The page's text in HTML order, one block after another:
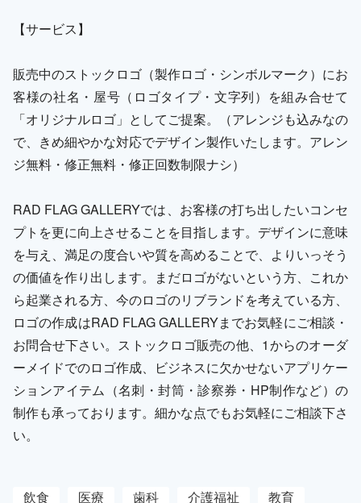
【サービス】
販売中のストックロゴ（製作ロゴ・シンボルマーク）にお
客様の社名・屋号（ロゴタイプ・文字列）を組み合せて
「オリジナルロゴ」としてご提案。（アレンジも込みなの
で、きめ細やかな対応でデザイン製作いたします。アレン
ジ無料・修正無料・修正回数制限ナシ）
RAD FLAG GALLERYでは、お客様の打ち出したいコンセ
プトを更に向上させることを目指します。デザインに意味
を与え、満足の度合いや質を高めることで、よりいっそう
の価値を作り出します。まだロゴがないという方、これか
ら起業される方、今のロゴのリブランドを考えている方、
ロゴの作成はRAD FLAG GALLERYまでお気軽にご相談・
お問合せ下さい。ストックロゴ販売の他、1からのオーダ
ーメイドでのロゴ作成、ビジネスに欠かせないアプリケー
ションアイテム（名刺・封筒・診察券・HP制作など）の
制作も承っております。細かな点でもお気軽にご相談下さ
い。
飲食 医療 歯科 介護福祉 教育